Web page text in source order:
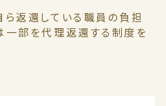
返還している職員の負担
一部を代理返還する制度を